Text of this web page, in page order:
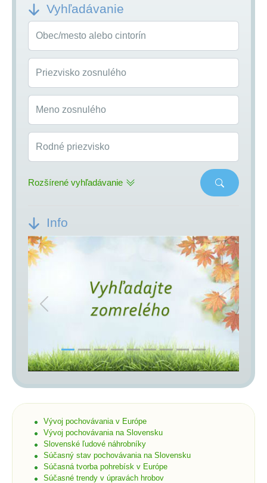
Vyhľadávanie
Obec/mesto alebo cintorín
Priezvisko zosnulého
Meno zosnulého
Rodné priezvisko
Rozšírené vyhľadávanie
Info
Previous Next
Vývoj pochovávania v Európe
Vývoj pochovávania na Slovensku
Slovenské ľudové náhrobníky
Súčasný stav pochovávania na Slovensku
Súčasná tvorba pohrebísk v Európe
Súčasné trendy v úpravách hrobov